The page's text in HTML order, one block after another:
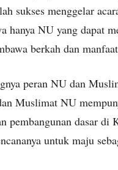
sukses menggelar
hanya NU yang dapat
berkah dan
peran NU dan
Muslimat NU
pembangunan dasar di
untuk maju